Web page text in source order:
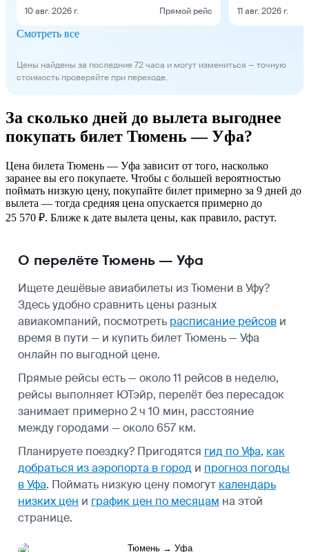
10 авг. 2026 г. Прямой рейс 11 авг. 2026 г.
Смотреть все
Цены найдены за последние 72 часа и могут измениться — точную
стоимость проверяйте при переходе.
За сколько дней до вылета выгоднее
покупать билет Тюмень — Уфа?
Цена билета Тюмень — Уфа зависит от того, насколько
заранее вы его покупаете. Чтобы с большей вероятностью
поймать низкую цену, покупайте билет примерно за 9 дней до
вылета — тогда средняя цена опускается примерно до
25 570 ₽. Ближе к дате вылета цены, как правило, растут.
О перелёте Тюмень — Уфа
Ищете дешёвые авиабилеты из Тюмени в Уфу?
Здесь удобно сравнить цены разных
авиакомпаний, посмотреть расписание рейсов и
время в пути — и купить билет Тюмень — Уфа
онлайн по выгодной цене.
Прямые рейсы есть — около 11 рейсов в неделю,
рейсы выполняет ЮТэйр, перелёт без пересадок
занимает примерно 2 ч 10 мин, расстояние
между городами — около 657 км.
Планируете поездку? Пригодятся гид по Уфа, как
добраться из аэропорта в город и прогноз погоды
в Уфа. Поймать низкую цену помогут календарь
низких цен и график цен по месяцам на этой
странице.